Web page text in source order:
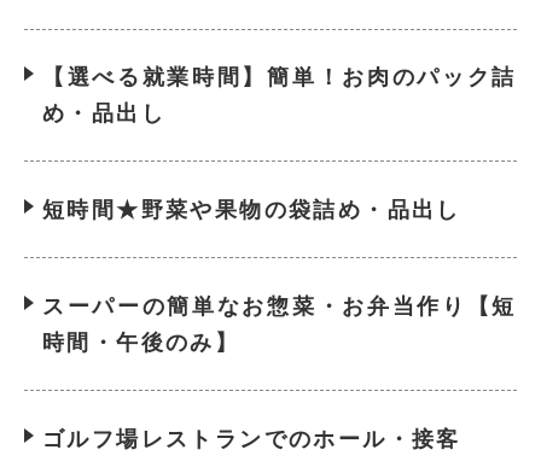
【選べる就業時間】簡単！お肉のパック詰
め・品出し
短時間★野菜や果物の袋詰め・品出し
スーパーの簡単なお惣菜・お弁当作り【短
時間・午後のみ】
ゴルフ場レストランでのホール・接客